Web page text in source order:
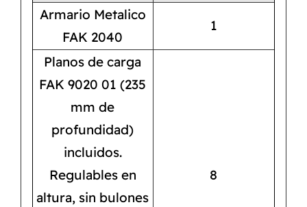
Armario Metalico
FAK 2040
1
Planos de carga
FAK 9020 01 (235
mm de
profundidad)
incluidos.
Regulables en
altura, sin bulones
8